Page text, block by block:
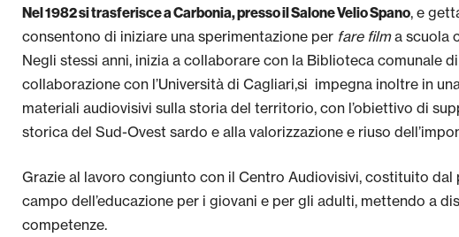
Nel 1982 si trasferisce a Carbonia, presso il Salone Velio Spano, e
consentono di iniziare una sperimentazione per fare filma scuola
Negli stessi anni, inizia a collaborare con la Biblioteca
collaborazione con l’Università di Cagliari,si impegna inoltre in
materiali audiovisivi sulla storia del territorio, con l’obiettivo di
storica del Sud-Ovest sardo e alla valorizzazione e riuso
Grazie al lavoro congiunto con il Centro Audiovisivi, costituito
campo dell’educazione per i giovani e per gli adulti, mettendo a
competenze.